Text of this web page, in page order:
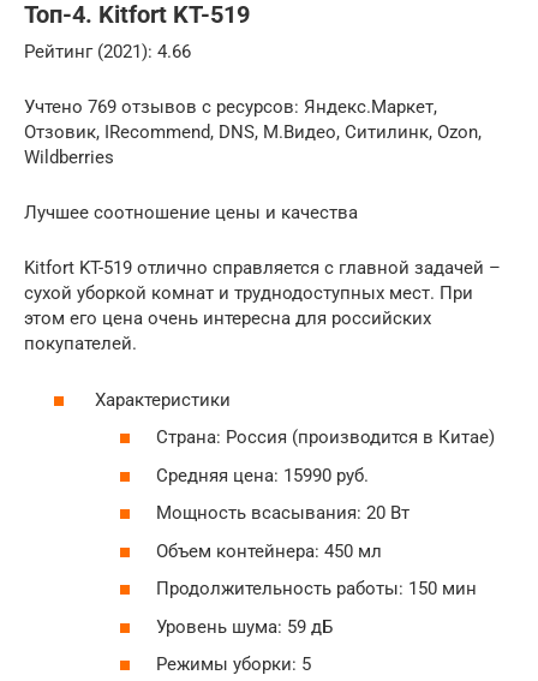
Топ-4. Kitfort KT-519
Рейтинг (2021): 4.66
Учтено 769 отзывов с ресурсов: Яндекс.Маркет,
Отзовик, IRecommend, DNS, М.Видео, Ситилинк, Ozon,
Wildberries
Лучшее соотношение цены и качества
Kitfort KT-519 отлично справляется с главной задачей –
сухой уборкой комнат и труднодоступных мест. При
этом его цена очень интересна для российских
покупателей.
Характеристики
Страна: Россия (производится в Китае)
Средняя цена: 15990 руб.
Мощность всасывания: 20 Вт
Объем контейнера: 450 мл
Продолжительность работы: 150 мин
Уровень шума: 59 дБ
Режимы уборки: 5